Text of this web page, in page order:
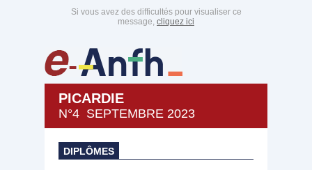
Si vous avez des difficultés pour visualiser ce
message, cliquez ici
PICARDIE
N°4 SEPTEMBRE 2023
DIPLÔMES